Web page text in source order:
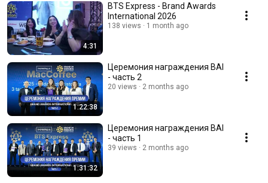
4:31
BTS Express - Brand Awards
International 2026
138 views 1 month ago
1:22:38
Церемония награждения BAI
- часть 2
20 views 2 months ago
1:31:32
Церемония награждения BAI
- часть 1
39 views 2 months ago